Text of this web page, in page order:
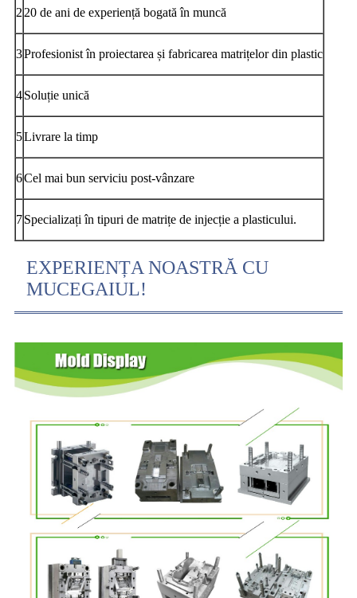
2 20 de ani de experiență bogată în muncă
3Profesionist în proiectarea și fabricarea matrițelor din plastic
4Soluție unică
5Livrare la timp
6Cel mai bun serviciu post-vânzare
7Specializați în tipuri de matrițe de injecție a plasticului.
EXPERIENȚA NOASTRĂ CU
MUCEGAIUL!